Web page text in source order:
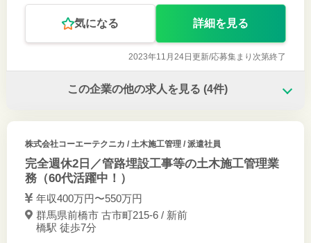
気になる 詳細を見る
2023年11月24日更新/応募集まり次第終了
この企業の他の求人を見る (4件)
株式会社コーエーテクニカ / 土木施工管理 / 派遣社員
完全週休2日／管路埋設工事等の土木施工管理業
務（60代活躍中！）
年収400万円〜550万円
群馬県前橋市 古市町215-6 / 新前
橋駅 徒歩7分